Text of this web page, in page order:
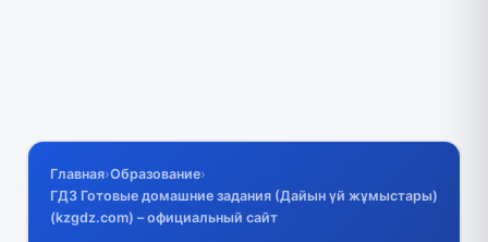
Главная›Образование›
ГДЗ Готовые домашние задания (Дайын үй жұмыстары)
(kzgdz.com) – официальный сайт